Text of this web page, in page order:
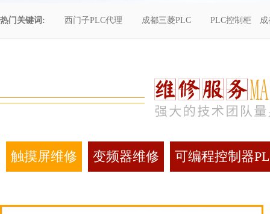
热门关键词: 西门子PLC代理 成都三菱PLC PLC控制柜
触摸屏维修 变频器维修 可编程控制器